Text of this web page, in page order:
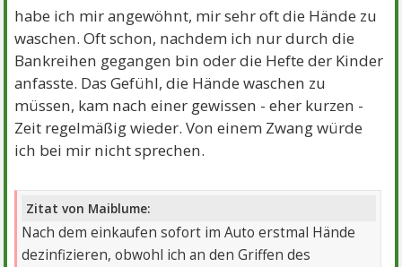
habe ich mir angewöhnt, mir sehr oft die Hände zu
waschen. Oft schon, nachdem ich nur durch die
Bankreihen gegangen bin oder die Hefte der Kinder
anfasste. Das Gefühl, die Hände waschen zu
müssen, kam nach einer gewissen - eher kurzen -
Zeit regelmäßig wieder. Von einem Zwang würde
ich bei mir nicht sprechen.
Zitat von Maiblume:
Nach dem einkaufen sofort im Auto erstmal Hände
dezinfizieren, obwohl ich an den Griffen des